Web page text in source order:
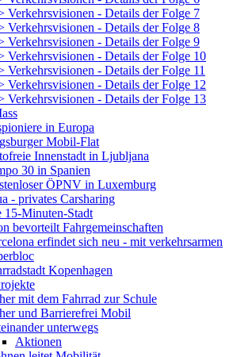
Verkehrsvisionen - Details der Folge 7
Verkehrsvisionen - Details der Folge 8
Verkehrsvisionen - Details der Folge 9
Verkehrsvisionen - Details der Folge 10
Verkehrsvisionen - Details der Folge 11
Verkehrsvisionen - Details der Folge 12
Verkehrsvisionen - Details der Folge 13
in Europa
Mobil-Flat
Innenstadt in Ljubljana
30 in Spanien
ÖPNV in Luxemburg
- privates Carsharing
15-Minuten-Stadt
bevorteilt Fahrgemeinschaften
erfindet sich neu - mit verkehrsarmen
Kopenhagen
mit dem Fahrrad zur Schule
und Barrierefrei Mobil
unterwegs
Aktionen